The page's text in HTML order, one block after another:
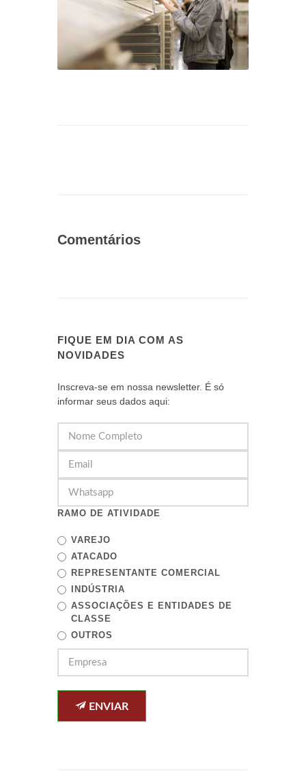
Comentários
FIQUE EM DIA COM AS
NOVIDADES
Inscreva-se em nossa newsletter. É só
informar seus dados aqui:
RAMO DE ATIVIDADE
VAREJO
ATACADO
REPRESENTANTE COMERCIAL
INDÚSTRIA
ASSOCIAÇÕES E ENTIDADES DE
CLASSE
OUTROS
ENVIAR